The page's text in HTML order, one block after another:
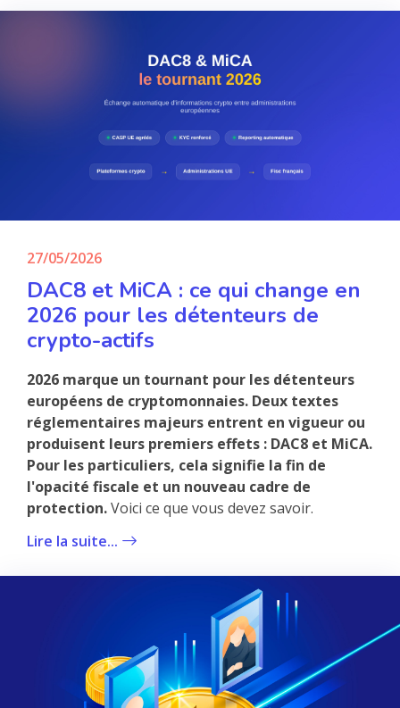
27/05/2026
DAC8 et MiCA : ce qui change en
2026 pour les détenteurs de
crypto-actifs
2026 marque un tournant pour les détenteurs
européens de cryptomonnaies. Deux textes
réglementaires majeurs entrent en vigueur ou
produisent leurs premiers effets : DAC8 et MiCA.
Pour les particuliers, cela signifie la fin de
l'opacité fiscale et un nouveau cadre de
protection.Voici ce que vous devez savoir.
Lire la suite...